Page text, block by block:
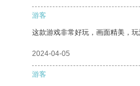
游客
这款游戏非常好玩，画面精美，
2024-04-05
游客